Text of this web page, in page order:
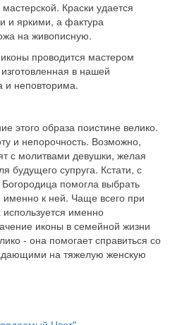
Краски удается
и яркими, а фактура
на живописную.
проводится мастером
в нашей
и неповторима.
этого образа поистине велико.
и непорочность. Возможно,
с молитвами девушки, желая
будущего супруга. Кстати, с
помогла выбрать
к ней. Чаще всего при
именно
иконы в семейной жизни
- она помогает справиться со
на тяжелую женскую